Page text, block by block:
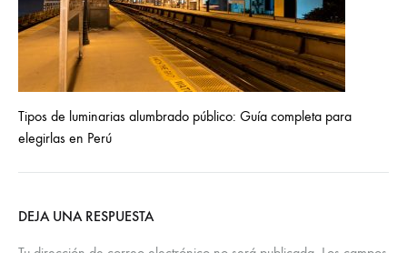
Tipos de luminarias alumbrado público: Guía completa para
elegirlas en Perú
DEJA UNA RESPUESTA